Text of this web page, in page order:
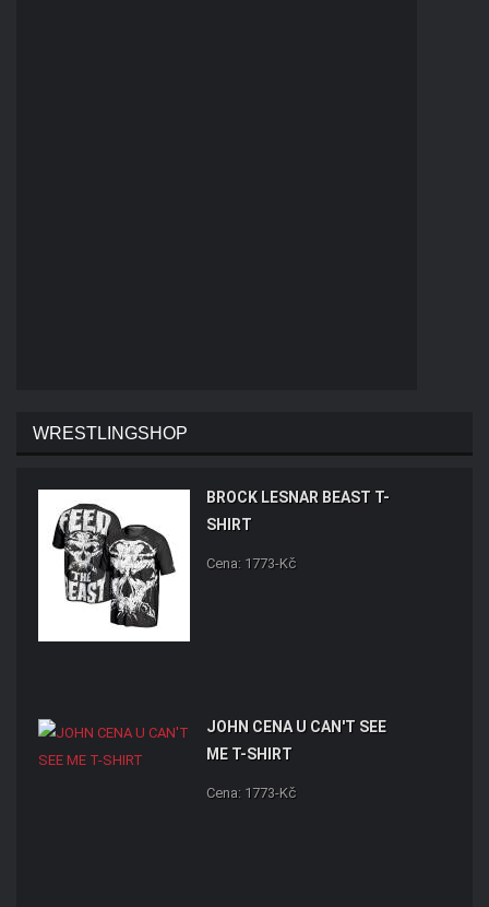
WRESTLINGSHOP
BROCK LESNAR BEAST T-
SHIRT
Cena: 1773-Kč
JOHN CENA U CAN'T SEE
ME T-SHIRT
Cena: 1773-Kč